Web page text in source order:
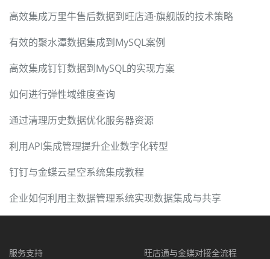
高效集成万里牛售后数据到旺店通·旗舰版的技术策略
有效的聚水潭数据集成到MySQL案例
高效集成钉钉数据到MySQL的实现方案
如何进行弹性域维度查询
通过清理历史数据优化服务器资源
利用API集成管理提升企业数字化转型
钉钉与金蝶云星空系统集成教程
企业如何利用主数据管理系统实现数据集成与共享
服务支持
旺店通与金蝶对接全流程